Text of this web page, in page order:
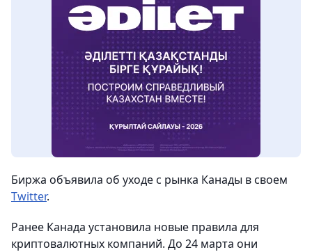
Биржа объявила об уходе с рынка Канады в своем
Twitter.
Ранее Канада установила новые правила для
криптовалютных компаний. До 24 марта они